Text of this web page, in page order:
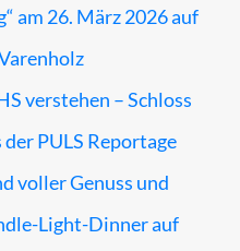
am 26. März 2026 auf
verstehen – Schloss
PULS Reportage
voller Genuss und
Light-Dinner auf